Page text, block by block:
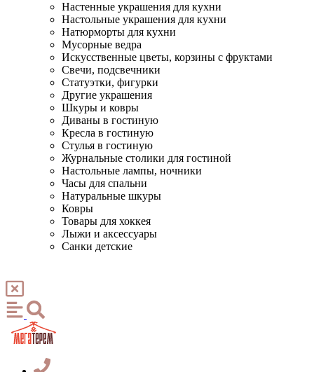
Настенные украшения для кухни
Настольные украшения для кухни
Натюрморты для кухни
Мусорные ведра
Искусственные цветы, корзины с фруктами
Свечи, подсвечники
Статуэтки, фигурки
Другие украшения
Шкуры и ковры
Диваны в гостиную
Кресла в гостиную
Стулья в гостиную
Журнальные столики для гостиной
Настольные лампы, ночники
Часы для спальни
Натуральные шкуры
Ковры
Товары для хоккея
Лыжи и аксессуары
Санки детские